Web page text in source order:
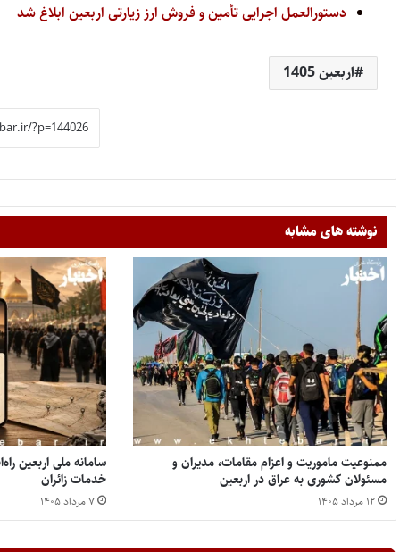
دستورالعمل اجرایی تأمین و فروش ارز زیارتی اربعین ابلاغ شد
اربعین 1405
نوشته های مشابه
ممنوعیت ماموریت و اعزام مقامات، مدیران و
مسئولان کشوری به عراق در اربعین
۱۲ مرداد ۱۴۰۵
سامانه ملی اربعین
خدمات زائران
۷ مرداد ۱۴۰۵